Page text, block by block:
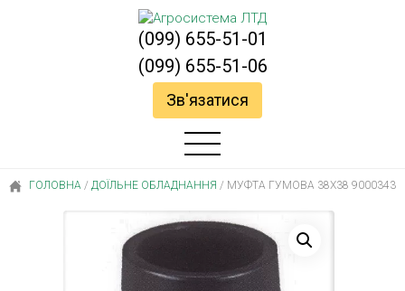
(099) 655-51-01
(099) 655-51-06
Зв'язатися
ГОЛОВНА / ДОЇЛЬНЕ ОБЛАДНАННЯ / МУФТА ГУМОВА 38Х38 9000343